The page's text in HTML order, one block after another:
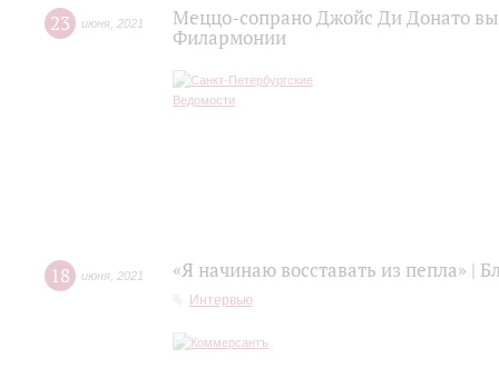
23 июня 2021
Меццо-сопрано Джойс Ди Донато
Филармонии
18 июня 2021 «Я начинаю восставать из пепла» |
Интервью